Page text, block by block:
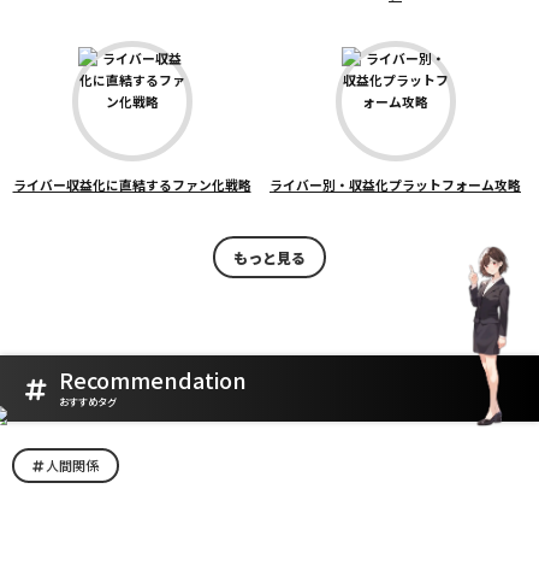
ライバー収益化に直結するファン化戦略 ライバー別・収益化プラットフォーム攻略
もっと見る
Recommendation
おすすめタグ
人間関係